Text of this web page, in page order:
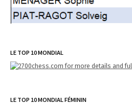
LE TOP 10 MONDIAL
LE TOP 10 MONDIAL FÉMININ